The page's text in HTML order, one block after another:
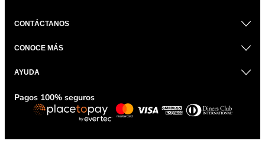
CONTÁCTANOS
CONOCE MÁS
AYUDA
Pagos 100% seguros